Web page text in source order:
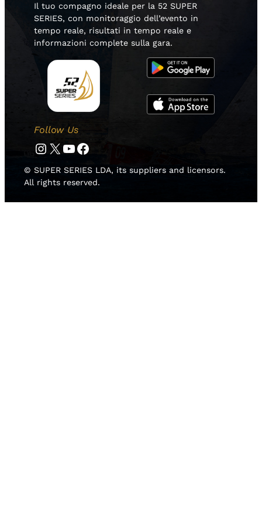
Il tuo compagno ideale per la 52 SUPER
SERIES, con monitoraggio dell’evento in
tempo reale, risultati in tempo reale e
informazioni complete sulla gara.
Follow Us
Instagram Twitter YouTube Facebook
© SUPER SERIES LDA, its suppliers and licensors.
All rights reserved.